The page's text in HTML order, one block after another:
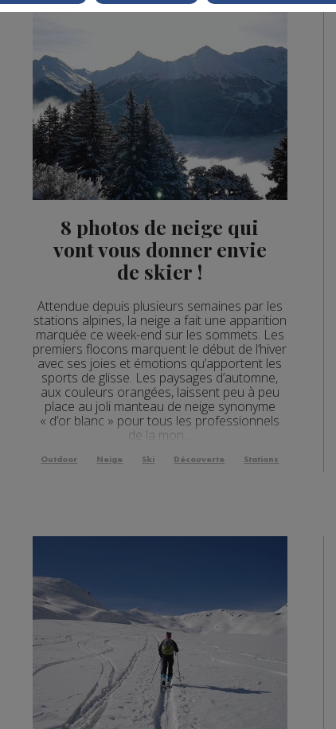
8 photos de neige qui
vont vous donner envie
de skier !
Attendue depuis plusieurs semaines par les
stations alpines, la neige a fait une apparition
marquée ce week-end sur les sommets. Les
premiers flocons marquent le début de l’hiver
avec ses joies et émotions qu’apportent les
sports de glisse. Les paysages d’automne,
aux couleurs orangées, laissent peu à peu
place au joli manteau de neige synonyme
« d’or blanc » pour tous les professionnels
de la mon...
Outdoor Neige Ski Découverte Stations